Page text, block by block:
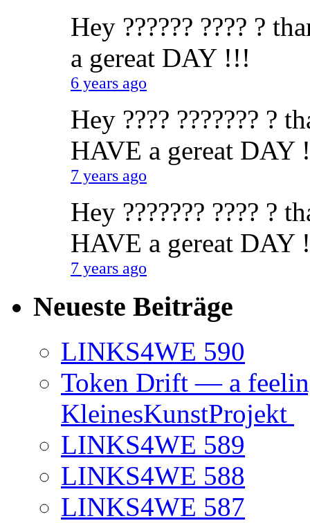
Hey ?????? ???? ?
a gereat DAY !!!
6 years ago
Hey ???? ??????? ?
HAVE a gereat DAY
7 years ago
Hey ??????? ???? ?
HAVE a gereat DAY
7 years ago
Neueste Beiträge
LINKS4WE 590
Token Drift — a
KleinesKunstProjekt
LINKS4WE 589
LINKS4WE 588
LINKS4WE 587